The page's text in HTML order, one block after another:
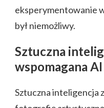
eksperymentowanie
był niemożliwy.
Sztuczna
wspomagana AI
Sztuczna inteligencja